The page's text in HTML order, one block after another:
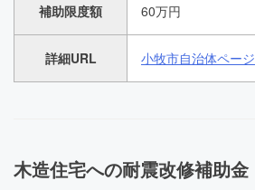
補助限度額 60万円
詳細URL 小牧市自治体ページ
木造住宅への耐震改修補助金